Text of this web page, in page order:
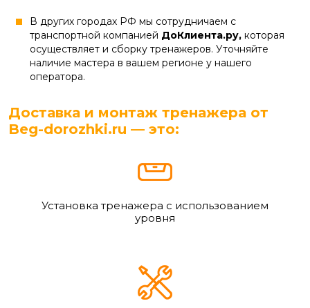
В других городах РФ мы сотрудничаем с
транспортной компанией ДоКлиента.ру, которая
осуществляет и сборку тренажеров. Уточняйте
наличие мастера в вашем регионе у нашего
оператора.
Доставка и монтаж тренажера от
Beg-dorozhki.ru — это:
Установка тренажера с использованием
уровня